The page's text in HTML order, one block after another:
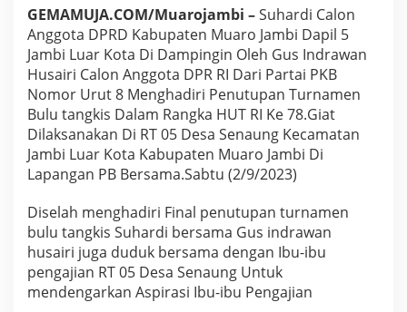
t
a
P
K
B
D
a
p
i
l
a
l
u
k
o
B
GEMAMUJA.COM/Muarojambi –Suhardi Calon
Anggota DPRD Kabupaten Muaro Jambi Dapil 5
Jambi Luar Kota Di Dampingin Oleh Gus Indrawan
Husairi Calon Anggota DPR RI Dari Partai PKB
Nomor Urut 8 Menghadiri Penutupan Turnamen
Bulu tangkis Dalam Rangka HUT RI Ke 78.Giat
Dilaksanakan Di RT 05 Desa Senaung Kecamatan
Jambi Luar Kota Kabupaten Muaro Jambi Di
Lapangan PB Bersama.Sabtu (2/9/2023)
Diselah menghadiri Final penutupan turnamen
bulu tangkis Suhardi bersama Gus indrawan
husairi juga duduk bersama dengan Ibu-ibu
pengajian RT 05 Desa Senaung Untuk
mendengarkan Aspirasi Ibu-ibu Pengajian